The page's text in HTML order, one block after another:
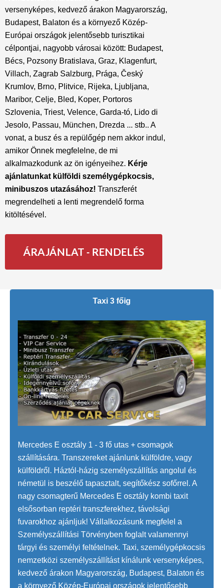
versenyképes, kedvező árakon Magyarország,
Budapest, Balaton és a környező Közép-
Európai országok jelentősebb turisztikai
célpontjai, nagyobb városai között: Budapest,
Bécs, Pozsony Bratislava, Graz, Klagenfurt,
Villach, Zagrab Salzburg, Prága, Český
Krumlov, Brno, Plitvice, Rijeka, Ljubljana,
Maribor, Celje, Bled, Koper, Portoros
Szlovenia, Triest, Velence, Garda-tó, Lido di
Jesolo, Passau, München, Drezda ... stb.. A
vonat, a busz és a repülőgép nem akkor indul,
amikor Önnek megfelelne, de mi
alkalmazkodunk az ön igényeihez. Kérje
ajánlatunkat külföldi személygépkocsis,
minibuszos utazásához! Transzferét
megrendelheti a lenti megrendelő forma
kitöltésével.
ÁRAJÁNLAT - RENDELÉS
Taxi 3 főig
Mercedes E osztály 1 - 3 fő utas + csomagok
szállítására. Transzereket ajánlunk külföldre, vagy
külföldről. Háztól-házig személyszállítás angolul és
németül is beszélő tapasztalt, segítőkész sofőrrel. A
nagy csomagterű Mercedes E osztály kombi taxit
elsősorban reptéri transzferekhez, távolsági
fuvarokhoz ajánljuk! Vállalkozásunk megfelel a
Személyszállítási Törvényben foglalt valamennyi
tárgyi és személyi feltételnek. Taxi, személygépkocsis
nemzetközi személyszállítást kínálunk versenyképes,
kedvező árakon Magyarország, Budapest, Balaton és
a környező Közép-Európai országok jelentősebb